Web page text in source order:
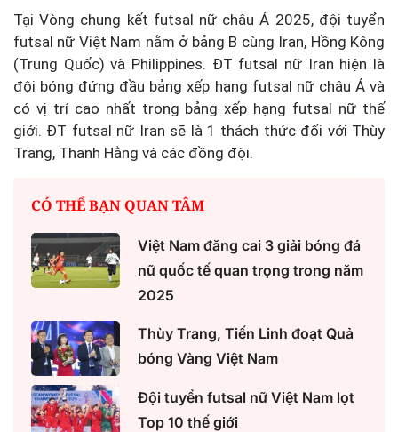
Tại Vòng chung kết futsal nữ châu Á 2025, đội tuyển
futsal nữ Việt Nam nằm ở bảng B cùng Iran, Hồng Kông
(Trung Quốc) và Philippines. ĐT futsal nữ Iran hiện là
đội bóng đứng đầu bảng xếp hạng futsal nữ châu Á và
có vị trí cao nhất trong bảng xếp hạng futsal nữ thế
giới. ĐT futsal nữ Iran sẽ là 1 thách thức đối với Thùy
Trang, Thanh Hằng và các đồng đội.
CÓ THỂ BẠN QUAN TÂM
Việt Nam đăng cai 3 giải bóng đá
nữ quốc tế quan trọng trong năm
2025
Thùy Trang, Tiến Linh đoạt Quả
bóng Vàng Việt Nam
Đội tuyển futsal nữ Việt Nam lọt
Top 10 thế giới